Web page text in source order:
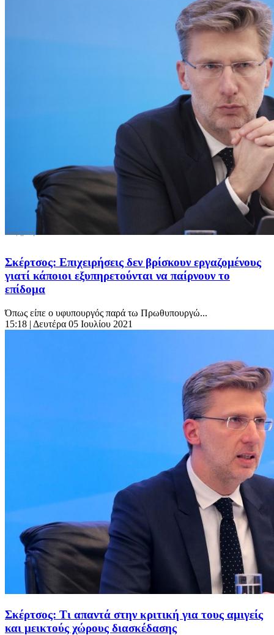
Σκέρτσος: Επιχειρήσεις δεν βρίσκουν εργαζομένους
γιατί κάποιοι εξυπηρετούνται να παίρνουν το
επίδομα
Όπως είπε ο υφυπουργός παρά τω Πρωθυπουργώ...
15:18 | Δευτέρα 05 Ιουλίου 2021
Σκέρτσος: Τι απαντά στην κριτική για τους αμιγείς
και μεικτούς χώρους διασκέδασης